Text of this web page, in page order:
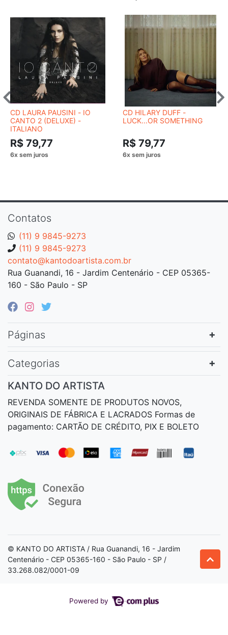
CD LAURA PAUSINI - IO
CANTO 2 (DELUXE) -
ITALIANO
R$ 79,77
CD HILARY DUFF -
LUCK...OR SOMETHING
R$ 79,77
Contatos
(11) 9 9845-9273
(11) 9 9845-9273
contato@kantodoartista.com.br
Rua Guanandi, 16 - Jardim Centenário - CEP 05365-
160 - São Paulo - SP
Páginas
Categorias
KANTO DO ARTISTA
REVENDA SOMENTE DE PRODUTOS NOVOS,
ORIGINAIS DE FÁBRICA E LACRADOS Formas de
pagamento: CARTÃO DE CRÉDITO, PIX E BOLETO
© KANTO DO ARTISTA / Rua Guanandi, 16 - Jardim
Centenário - CEP 05365-160 - São Paulo - SP /
33.268.082/0001-09
Powered by